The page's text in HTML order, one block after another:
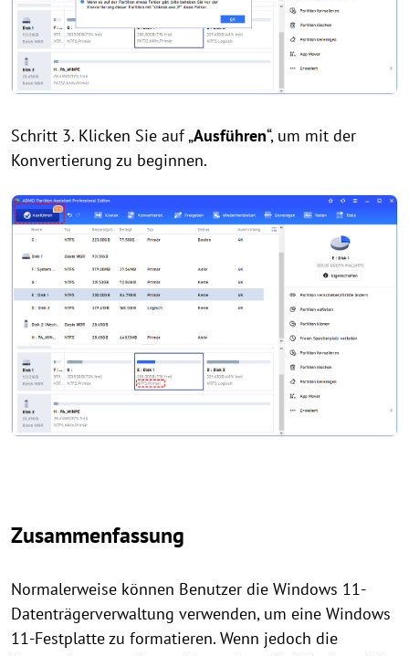
Schritt 3. Klicken Sie auf „Ausführen“, um mit der
Konvertierung zu beginnen.
Zusammenfassung
Normalerweise können Benutzer die Windows 11-
Datenträgerverwaltung verwenden, um eine Windows
11-Festplatte zu formatieren. Wenn jedoch die